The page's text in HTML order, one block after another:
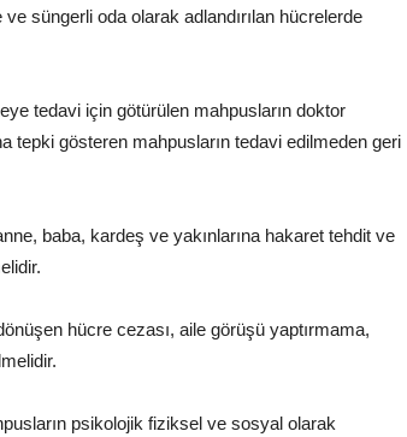
süngerli oda olarak adlandırılan hücrelerde
tedavi için götürülen mahpusların doktor
tepki gösteren mahpusların tedavi edilmeden geri
baba, kardeş ve yakınlarına hakaret tehdit ve
hücre cezası, aile görüşü yaptırmama,
psikolojik fiziksel ve sosyal olarak